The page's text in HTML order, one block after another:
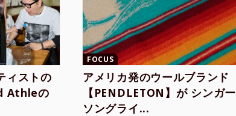
ィストの
Athleの
FOCUS
アメリカ発のウールブランド
【PENDLETON】が シンガー
ソングライ...